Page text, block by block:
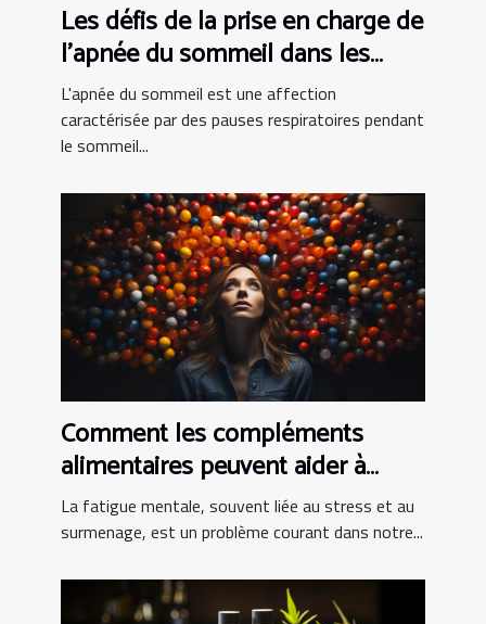
Les défis de la prise en charge de
l'apnée du sommeil dans les
pays en développement
L'apnée du sommeil est une affection
caractérisée par des pauses respiratoires pendant
le sommeil...
Comment les compléments
alimentaires peuvent aider à
combattre la fatigue mentale
La fatigue mentale, souvent liée au stress et au
surmenage, est un problème courant dans notre...